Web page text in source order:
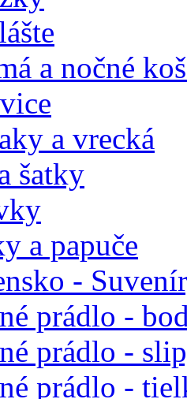
a nočné
a vrecká
šatky
a papuče
-
prádlo -
prádlo -
prádlo -